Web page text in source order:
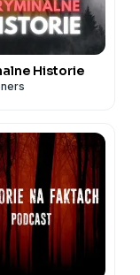
Historie